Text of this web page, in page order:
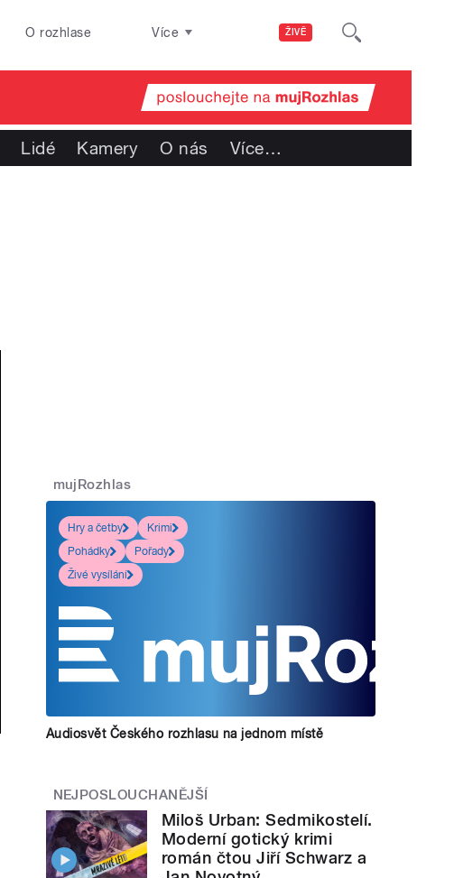
ŽIVĚ
O rozhlase Více
Lidé Kamery O nás Více…
mujRozhlas
Hry a četby
Krimi
Pohádky
Pořady
Živé vysílání
Audiosvět Českého rozhlasu na jednom místě
NEJPOSLOUCHANĚJŠÍ
Miloš Urban: Sedmikostelí.
Moderní gotický krimi
román čtou Jiří Schwarz a